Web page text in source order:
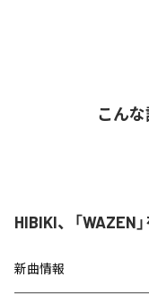
こん
HIBIKI、「WAZEN
新曲情報